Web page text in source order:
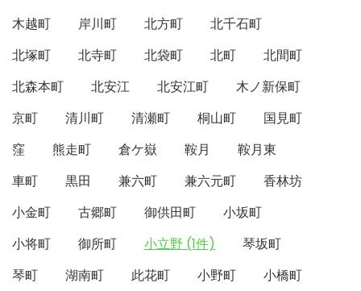
木越町
岸川町 北方町
北千石町
北塚町
北寺町 北袋町 北町
北間町
北森本町
北安江 北安江町
木ノ新保町
京町
清川町 清瀬町 桐山町
国見町
窪
熊走町 倉ケ嶽 鞍月
鞍月東
車町
黒田 兼六町 兼六元町
香林坊
小金町
古郷町 御供田町
小坂町
小将町
御所町 小立野 (1件)
琴坂町
琴町
湖南町 此花町 小野町
小橋町